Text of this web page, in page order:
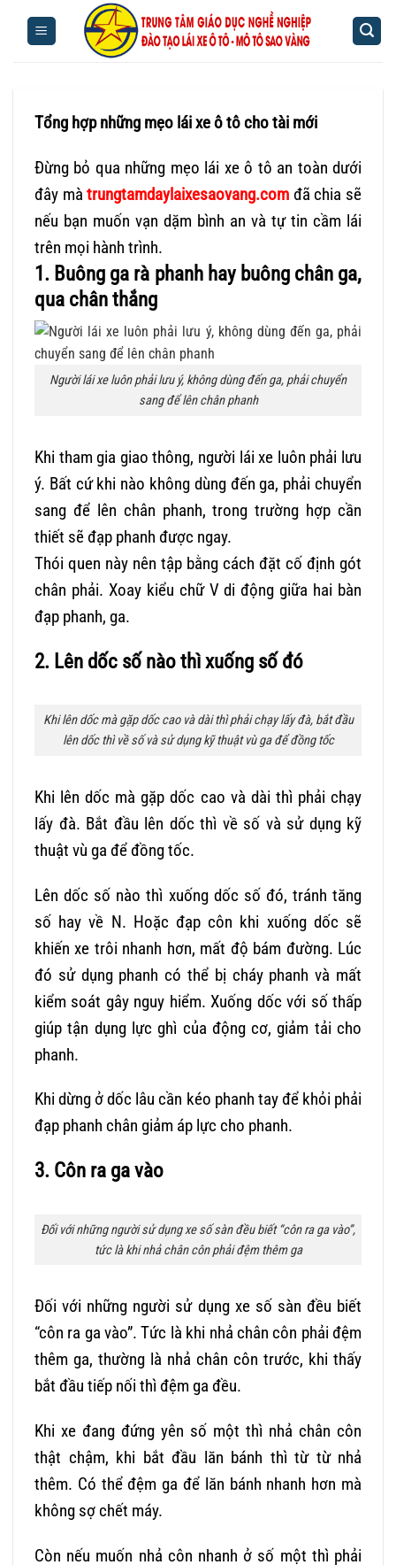
Tổng hợp những mẹo lái xe ô tô cho tài mới
Đừng bỏ qua những mẹo lái xe ô tô an toàn dưới
đây màtrungtamdaylaixesaovang.com đã chia sẽ
nếu bạn muốn vạn dặm bình an và tự tin cầm lái
trên mọi hành trình.
1. Buông ga rà phanh hay buông chân ga,
qua chân thắng
Người lái xe luôn phải lưu ý, không dùng đến ga, phải chuyển
sang để lên chân phanh
Khi tham gia giao thông, người lái xe luôn phải lưu
ý. Bất cứ khi nào không dùng đến ga, phải chuyển
sang để lên chân phanh, trong trường hợp cần
thiết sẽ đạp phanh được ngay.
Thói quen này nên tập bằng cách đặt cố định gót
chân phải. Xoay kiểu chữ V di động giữa hai bàn
đạp phanh, ga.
2. Lên dốc số nào thì xuống số đó
Khi lên dốc mà gặp dốc cao và dài thì phải chạy lấy đà, bắt đầu
lên dốc thì về số và sử dụng kỹ thuật vù ga để đồng tốc
Khi lên dốc mà gặp dốc cao và dài thì phải chạy
lấy đà. Bắt đầu lên dốc thì về số và sử dụng kỹ
thuật vù ga để đồng tốc.
Lên dốc số nào thì xuống dốc số đó, tránh tăng
số hay về N. Hoặc đạp côn khi xuống dốc sẽ
khiến xe trôi nhanh hơn, mất độ bám đường. Lúc
đó sử dụng phanh có thể bị cháy phanh và mất
kiểm soát gây nguy hiểm. Xuống dốc với số thấp
giúp tận dụng lực ghì của động cơ, giảm tải cho
phanh.
Khi dừng ở dốc lâu cần kéo phanh tay để khỏi phải
đạp phanh chân giảm áp lực cho phanh.
3. Côn ra ga vào
Đối với những người sử dụng xe số sàn đều biết “côn ra ga vào”,
tức là khi nhả chân côn phải đệm thêm ga
Đối với những người sử dụng xe số sàn đều biết
“côn ra ga vào”. Tức là khi nhả chân côn phải đệm
thêm ga, thường là nhả chân côn trước, khi thấy
bắt đầu tiếp nối thì đệm ga đều.
Khi xe đang đứng yên số một thì nhả chân côn
thật chậm, khi bắt đầu lăn bánh thì từ từ nhả
thêm. Có thể đệm ga để lăn bánh nhanh hơn mà
không sợ chết máy.
Còn nếu muốn nhả côn nhanh ở số một thì phải